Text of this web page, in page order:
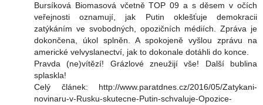
Bursíková Biomasová včetně TOP 09 a s děsem v očích
veřejnosti oznamují, jak Putin oklešťuje demokracii
zatýkáním ve svobodných, opozičních médiích. Zpráva je
dokončena, úkol splněn. A spokojeně vyšlou zprávu na
americké velvyslanectví, jak to dokonale dotáhli do konce.
Pravda (ne)vítězí! Grázlové zneužijí vše! Další bublina
splaskla!
Celý článek: http://www.paratdnes.cz/2016/05/Zatykani-
novinaru-v-Rusku-skutecne-Putin-schvaluje-Opozice-